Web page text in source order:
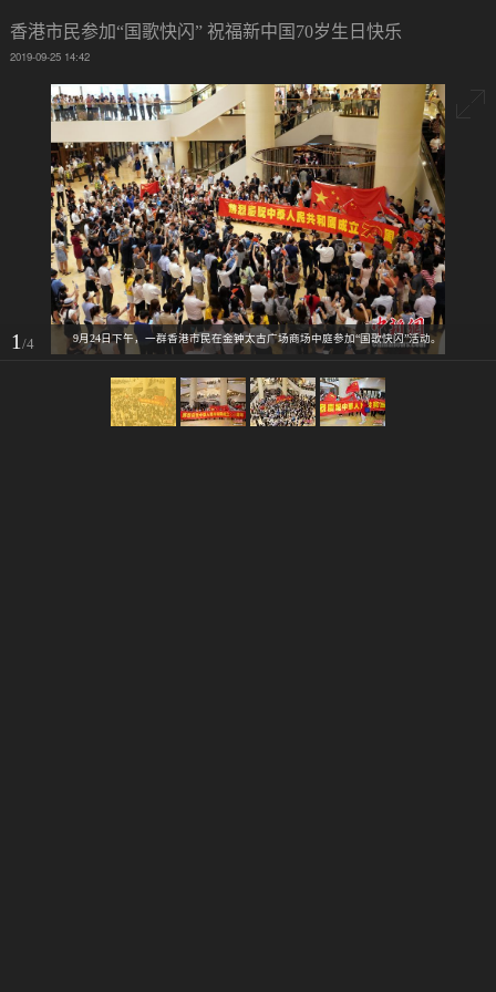
香港市民参加“国歌快闪” 祝福新中国70岁生日快乐
2019-09-25 14:42
1/4 9月24日下午，一群香港市民在金钟太古广场商场中庭参加“国歌快闪”活动。